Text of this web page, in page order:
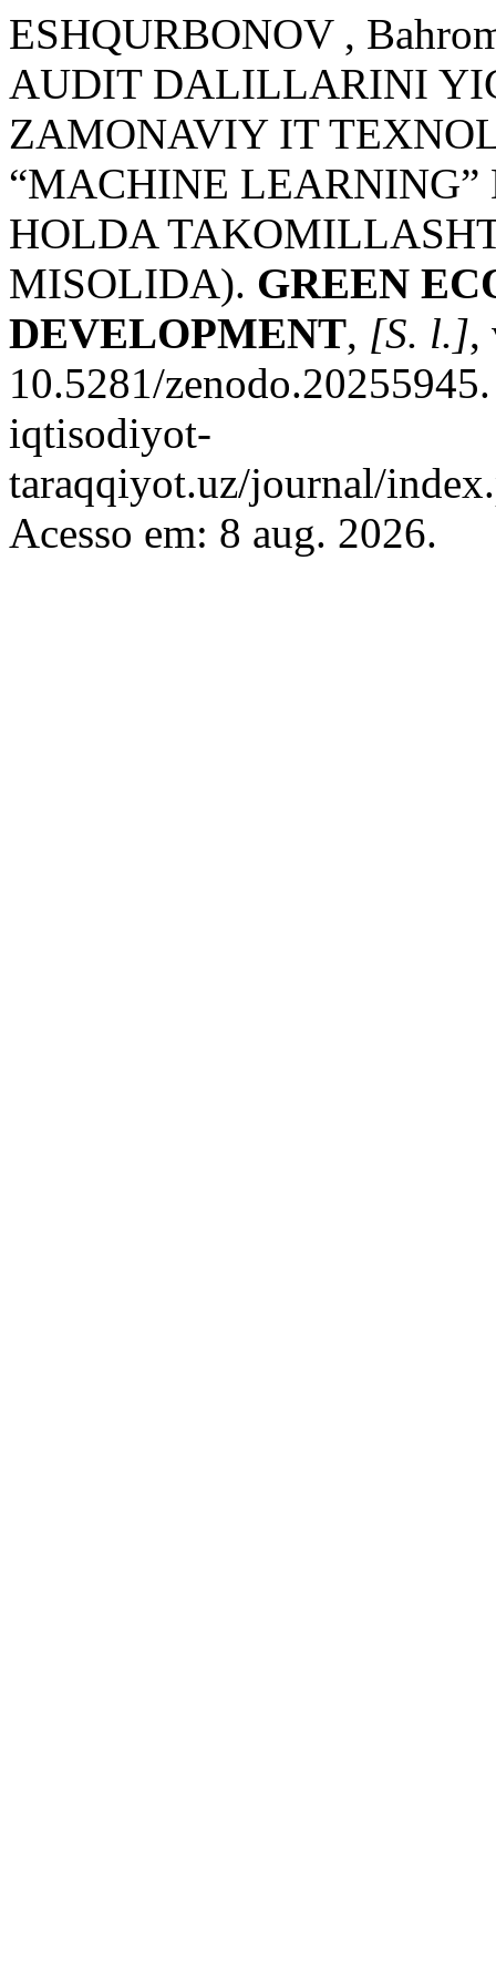
ESHQURBONOV ,
AUDIT DALILLARINI
ZAMONAVIY IT
“MACHINE
HOLDA
MISOLIDA). GREEN
DEVELOPMENT, [S. l.],
10.5281/
iqtisodiyot-
taraqqiyot.uz/journal/
Acesso em: 8 aug. 2026.